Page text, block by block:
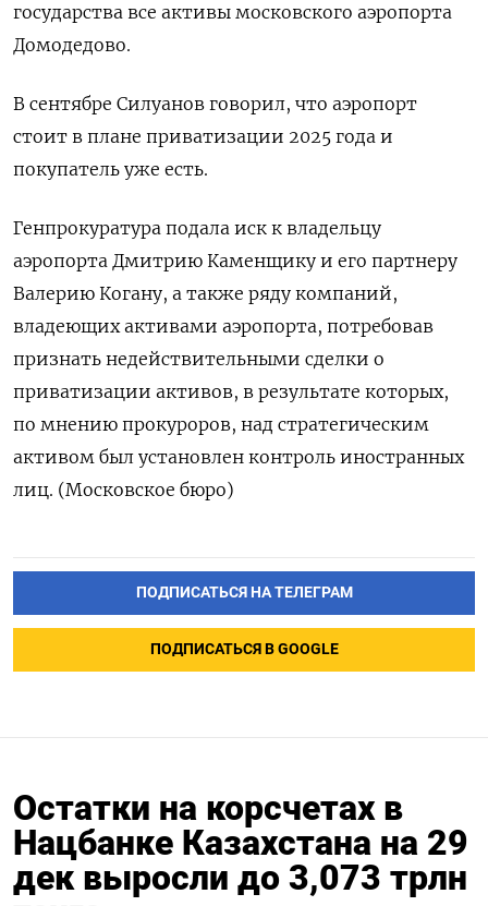
государства все активы московского аэропорта
Домодедово.
В сентябре Силуанов говорил, ⁠что аэропорт
стоит ‍в плане приватизации 2025 года ‌и
покупатель уже есть.
Генпрокуратура подала иск к владельцу
аэропорта Дмитрию Каменщику и его партнеру
Валерию Когану, а также ряду компаний,
владеющих ‍активами ‍аэропорта, потребовав
признать недействительными сделки о
приватизации ‍активов, в результате которых,
по мнению прокуроров, над стратегическим
активом ⁠был установлен контроль иностранных
лиц. (Московское бюро)
ПОДПИСАТЬСЯ НА ТЕЛЕГРАМ
ПОДПИСАТЬСЯ В GOOGLE
Остатки на корсчетах в
Нацбанке Казахстана на 29
дек выросли до 3,073 трлн